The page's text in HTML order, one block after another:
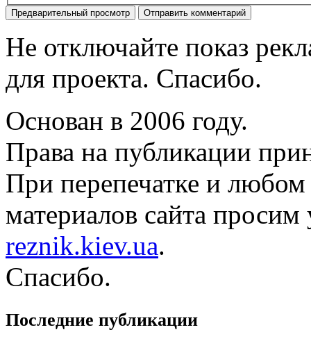
Не отключайте показ
для проекта. Спасибо.
Основан в 2006 году.
Права на публикации
При перепечатке и
материалов сайта просим
reznik.kiev.ua.
Спасибо.
Последние публикации